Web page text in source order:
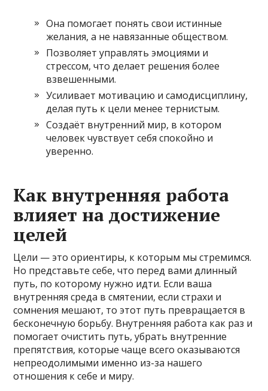
Она помогает понять свои истинные
желания, а не навязанные обществом.
Позволяет управлять эмоциями и
стрессом, что делает решения более
взвешенными.
Усиливает мотивацию и самодисциплину,
делая путь к цели менее тернистым.
Создаёт внутренний мир, в котором
человек чувствует себя спокойно и
уверенно.
Как внутренняя работа
влияет на достижение
целей
Цели — это ориентиры, к которым мы стремимся.
Но представьте себе, что перед вами длинный
путь, по которому нужно идти. Если ваша
внутренняя среда в смятении, если страхи и
сомнения мешают, то этот путь превращается в
бесконечную борьбу. Внутренняя работа как раз и
помогает очистить путь, убрать внутренние
препятствия, которые чаще всего оказываются
непреодолимыми именно из-за нашего
отношения к себе и миру.